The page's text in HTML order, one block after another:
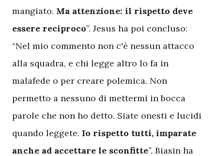
mangiato. Ma attenzione: il rispetto deve
essere reciproco”. Jesus ha poi concluso:
“Nel mio commento non c'è nessun attacco
alla squadra, e chi legge altro lo fa in
malafede o per creare polemica. Non
permetto a nessuno di mettermi in bocca
parole che non ho detto. Siate onesti e lucidi
quando leggete. Io rispetto tutti, imparate
anche ad accettare le sconfitte”. Biasin ha